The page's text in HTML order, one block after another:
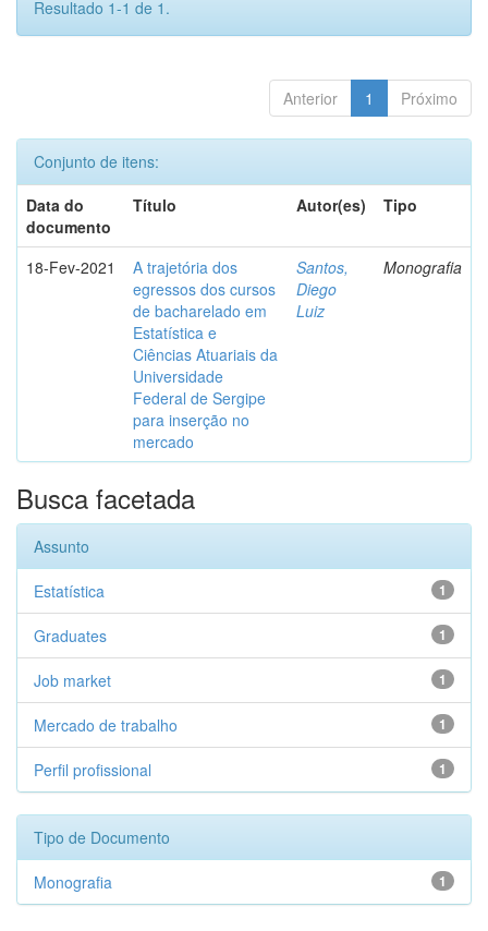
Resultado 1-1 de 1.
Anterior 1 Próximo
Conjunto de itens:
Data do
documento
Título Autor(es) Tipo
18-Fev-2021
A trajetória dos
egressos dos cursos
de bacharelado em
Estatística e
Ciências Atuariais da
Universidade
Federal de Sergipe
para inserção no
mercado
Santos,
Diego
Luiz
Monografia
Busca facetada
Assunto
1
Estatística
1
Graduates
1
Job market
1
Mercado de trabalho
1
Perfil profissional
Tipo de Documento
1
Monografia